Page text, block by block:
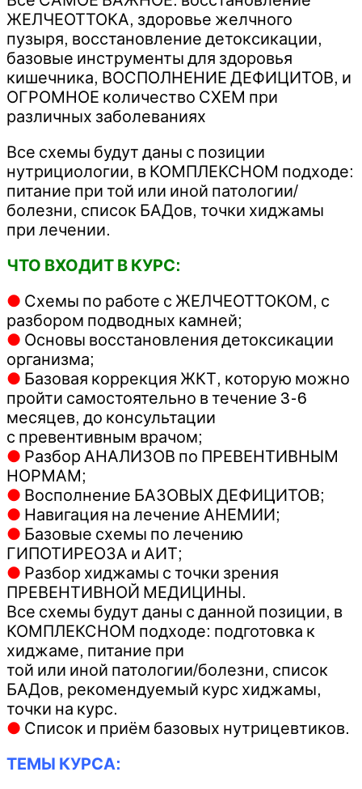
ЖЕЛЧЕОТТОКА, здоровье желчного
пузыря, восстановление детоксикации,
базовые инструменты для здоровья
кишечника, ВОСПОЛНЕНИЕ ДЕФИЦИТОВ, и
ОГРОМНОЕ количество СХЕМ при
различных заболеваниях
Все схемы будут даны с позиции
нутрициологии, в КОМПЛЕКСНОМ подходе:
питание при той или иной патологии/
болезни, список БАДов, точки хиджамы
при лечении.
ЧТО ВХОДИТ В КУРС:
● Схемы по работе с ЖЕЛЧЕОТТОКОМ, с
разбором подводных камней;
● Основы восстановления детоксикации
организма;
● Базовая коррекция ЖКТ, которую можно
пройти самостоятельно в течение 3-6
месяцев, до консультации
с превентивным врачом;
● Разбор АНАЛИЗОВ по ПРЕВЕНТИВНЫМ
НОРМАМ;
● Восполнение БАЗОВЫХ ДЕФИЦИТОВ;
● Навигация на лечение АНЕМИИ;
● Базовые схемы по лечению
ГИПОТИРЕОЗА и АИТ;
● Разбор хиджамы с точки зрения
ПРЕВЕНТИВНОЙ МЕДИЦИНЫ.
Все схемы будут даны с данной позиции, в
КОМПЛЕКСНОМ подходе: подготовка к
хиджаме, питание при
той или иной патологии/болезни, список
БАДов, рекомендуемый курс хиджамы,
точки на курс.
● Список и приём базовых нутрицевтиков.
ТЕМЫ КУРСА: